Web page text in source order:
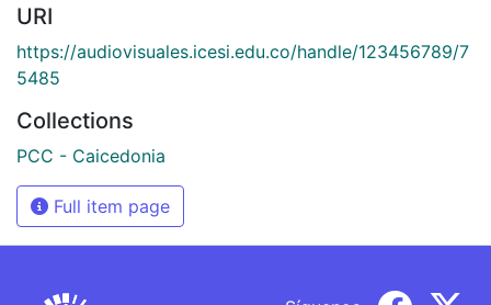
URI
https://audiovisuales.icesi.edu.co/handle/123456789/7
5485
Collections
PCC - Caicedonia
Full item page